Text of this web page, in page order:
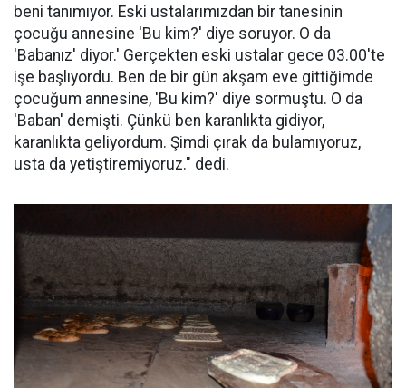
beni tanımıyor. Eski ustalarımızdan bir tanesinin
çocuğu annesine 'Bu kim?' diye soruyor. O da
'Babanız' diyor.' Gerçekten eski ustalar gece 03.00'te
işe başlıyordu. Ben de bir gün akşam eve gittiğimde
çocuğum annesine, 'Bu kim?' diye sormuştu. O da
'Baban' demişti. Çünkü ben karanlıkta gidiyor,
karanlıkta geliyordum. Şimdi çırak da bulamıyoruz,
usta da yetiştiremiyoruz." dedi.